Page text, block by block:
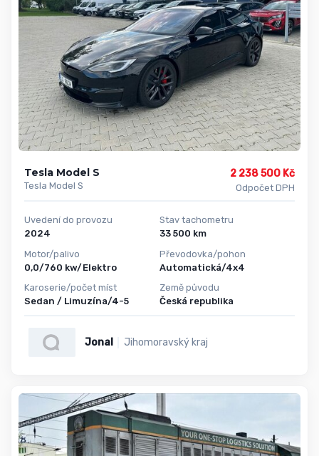
Tesla Model S
Tesla Model S
2 238 500 Kč
Odpočet DPH
Uvedení do provozu
2024
Motor/palivo
0,0/760 kw/Elektro
Karoserie/počet míst
Sedan / Limuzína/4-5
Stav tachometru
33 500 km
Převodovka/pohon
Automatická/4x4
Země původu
Česká republika
Jonal Jihomoravský kraj